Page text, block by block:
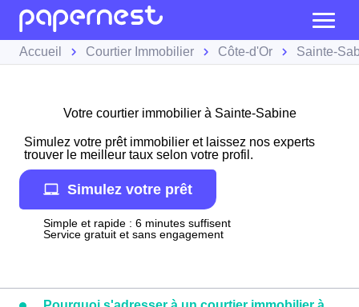
Accueil Courtier Immobilier Côte-d'Or Sainte-
Votre courtier immobilier à Sainte-Sabine
Simulez votre prêt immobilier et laissez nos experts
trouver le meilleur taux selon votre profil.
Simulez votre prêt
Simple et rapide : 6 minutes suffisent
Service gratuit et sans engagement